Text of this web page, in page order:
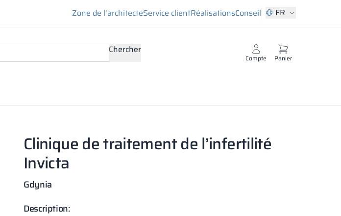
Zone de l’architecteService clientRéalisationsConseil FR
Chercher
Compte Panier
Clinique de traitement de l’infertilité
Invicta
Gdynia
Description: